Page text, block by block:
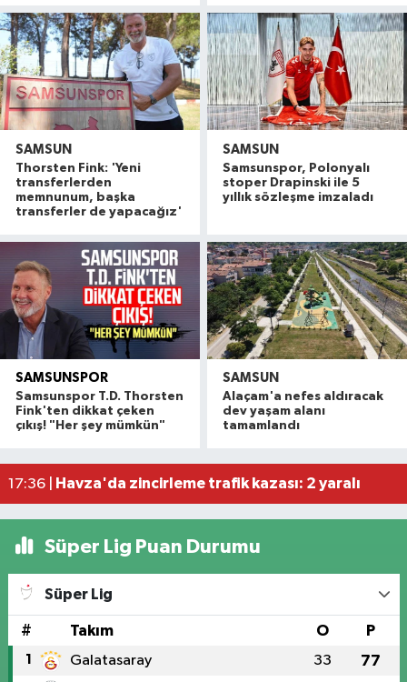
SAMSUN
Thorsten Fink: 'Yeni
transferlerden
memnunum, başka
transferler de yapacağız'
SAMSUN
Samsunspor, Polonyalı
stoper Drapinski ile 5
yıllık sözleşme imzaladı
SAMSUNSPOR
Samsunspor T.D. Thorsten
Fink'ten dikkat çeken
çıkış! "Her şey mümkün"
SAMSUN
Alaçam'a nefes aldıracak
dev yaşam alanı
tamamlandı
20:16 |Alaçam çileği reçel oldu: Hedef coğrafi işaret ve
19:06 |Hafif ticari araç ile motosiklet çarpıştı: 1 yaralı
17:59 | Otomobille motosiklet çarpıştı: 1 yaralı
17:36 |
Havza'da zincirleme trafik kazası: 2 yaralı
Süper Lig Puan Durumu
Süper Lig
# Takım O P
1 Galatasaray 33 77